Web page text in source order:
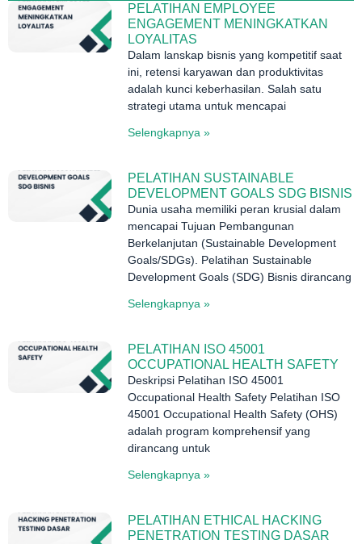
PELATIHAN EMPLOYEE
ENGAGEMENT MENINGKATKAN
LOYALITAS
Dalam lanskap bisnis yang kompetitif saat
ini, retensi karyawan dan produktivitas
adalah kunci keberhasilan. Salah satu
strategi utama untuk mencapai
Selengkapnya »
PELATIHAN SUSTAINABLE
DEVELOPMENT GOALS SDG BISNIS
Dunia usaha memiliki peran krusial dalam
mencapai Tujuan Pembangunan
Berkelanjutan (Sustainable Development
Goals/SDGs). Pelatihan Sustainable
Development Goals (SDG) Bisnis dirancang
Selengkapnya »
PELATIHAN ISO 45001
OCCUPATIONAL HEALTH SAFETY
Deskripsi Pelatihan ISO 45001
Occupational Health Safety Pelatihan ISO
45001 Occupational Health Safety (OHS)
adalah program komprehensif yang
dirancang untuk
Selengkapnya »
PELATIHAN ETHICAL HACKING
PENETRATION TESTING DASAR